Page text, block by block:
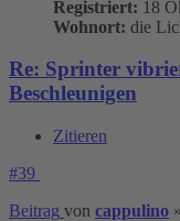
Registriert: 18
Wohnort: die
Re: Sprinter
Beschleunigen
Zitieren
#39
Beitrag von cappulino »